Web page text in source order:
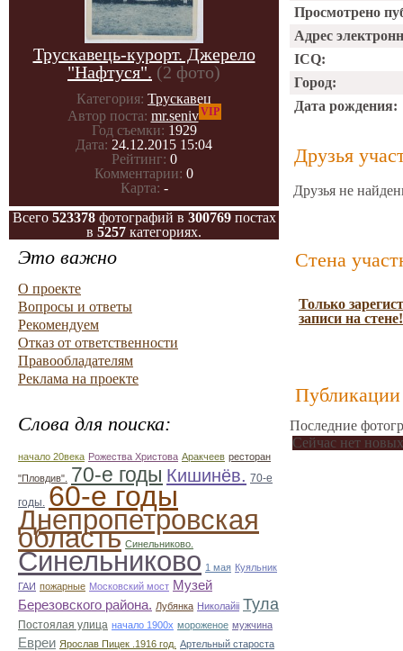
Трускавець-курорт. Джерело
"Нафтуся". (2 фото)
Категория: Трускавец
Автор поста: mr.senivVIP
Год съемки: 1929
Дата: 24.12.2015 15:04
Рейтинг: 0
Комментарии: 0
Карта: -
Всего 523378фотографий в 300769постах
в 5257 категориях.
Это важно
О проекте
Вопросы и ответы
Рекомендуем
Отказ от ответственности
Правообладателям
Реклама на проекте
Слова для поиска:
начало 20века Рожества Христова Аракчеев ресторан
"Пловдив".
70-е годы Кишинёв. 70-е
годы. 60-е годы
Днепропетровская
область Синельниково.
Синельниково 1 мая Куяльник
ГАИ пожарные Московский мост Музей
Березовского района. Лубянка Николайii Тула
Постоялая улица начало 1900х мороженое мужчина
Евреи Ярослав Пицек .1916 год. Артельный староста
Просмотрено
Адрес
ICQ:
Город:
Дата рождения:
Друзья
Друзья не
Стена
Только
записи на стене!
Публикации
Последние
Сейчас нет